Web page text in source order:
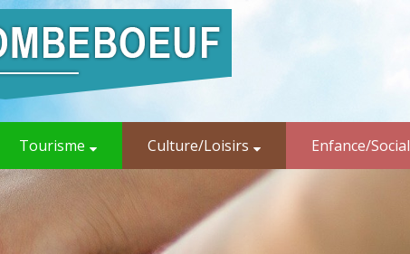
Tourisme Culture/Loisirs Enfance/Social